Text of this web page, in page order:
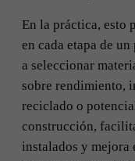
En la práctica, esto
en cada etapa de
a seleccionar
sobre rendimiento,
reciclado o
construcción,
instalados y mejora